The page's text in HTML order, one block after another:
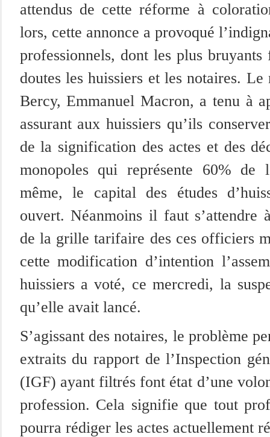
attendus de cette réforme à
lors, cette annonce a provoqué
professionnels, dont les plus bruyants
doutes les huissiers et les notaires. Le
Bercy, Emmanuel Macron, a tenu à
assurant aux huissiers qu’ils
de la signification des actes et des
monopoles qui représente 60% de
même, le capital des études
ouvert. Néanmoins il faut s’attendre
de la grille tarifaire des ces officiers
cette modification d’intention
huissiers a voté, ce mercredi, la
qu’elle avait lancé.
S’agissant des notaires, le problème
extraits du rapport de l’Inspection
(IGF) ayant filtrés font état d’une
profession. Cela signifie que tout
pourra rédiger les actes actuellement